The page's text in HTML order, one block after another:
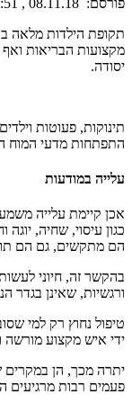
תקופת הילדות מלאה
מקצועות הבריאות ואף
יסודה.
תינוקות, פעוטות
התפתחות מדעי המוח הובילה לשינוי חברתי
עלייה במודעות
אכן קיימת עלייה
כגון עיסוי, שחיה,
הם מתקשים, גם הם
בהקשר זה, חיוני
ורגשיות, שאינן בגדר
טיפול נחוץ רק למי
ידי איש מקצוע מורשה
יתרה מכך, הן במקרים
פעמים רבות מרגיעים